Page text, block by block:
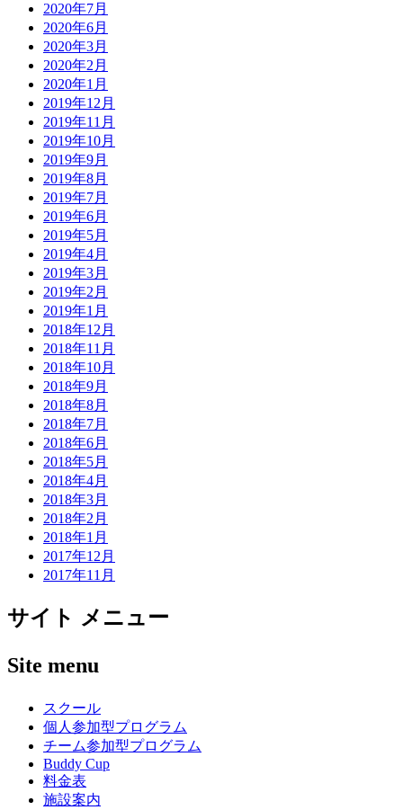
2020年7月
2020年6月
2020年3月
2020年2月
2020年1月
2019年12月
2019年11月
2019年10月
2019年9月
2019年8月
2019年7月
2019年6月
2019年5月
2019年4月
2019年3月
2019年2月
2019年1月
2018年12月
2018年11月
2018年10月
2018年9月
2018年8月
2018年7月
2018年6月
2018年5月
2018年4月
2018年3月
2018年2月
2018年1月
2017年12月
2017年11月
サイト メニュー
Site menu
スクール
個人参加型プログラム
チーム参加型プログラム
Buddy Cup
料金表
施設案内